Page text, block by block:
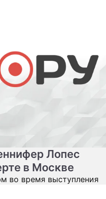
Лопес
в Москве
во время выступления